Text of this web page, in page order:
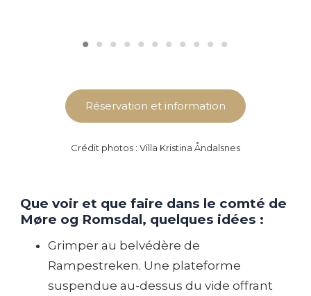
Réservation et information
Crédit photos : Villa Kristina Åndalsnes
Que voir et que faire dans le comté de
Møre og Romsdal, quelques idées :
Grimper au belvédère de
Rampestreken. Une plateforme
suspendue au-dessus du vide offrant